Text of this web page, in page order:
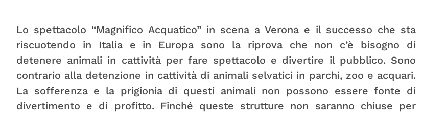
Lo spettacolo “Magnifico Acquatico” in scena a Verona e il successo che sta
riscuotendo in Italia e in Europa sono la riprova che non c’è bisogno di
detenere animali in cattività per fare spettacolo e divertire il pubblico. Sono
contrario alla detenzione in cattività di animali selvatici in parchi, zoo e acquari.
La sofferenza e la prigionia di questi animali non possono essere fonte di
divertimento e di profitto. Finché queste strutture non saranno chiuse per